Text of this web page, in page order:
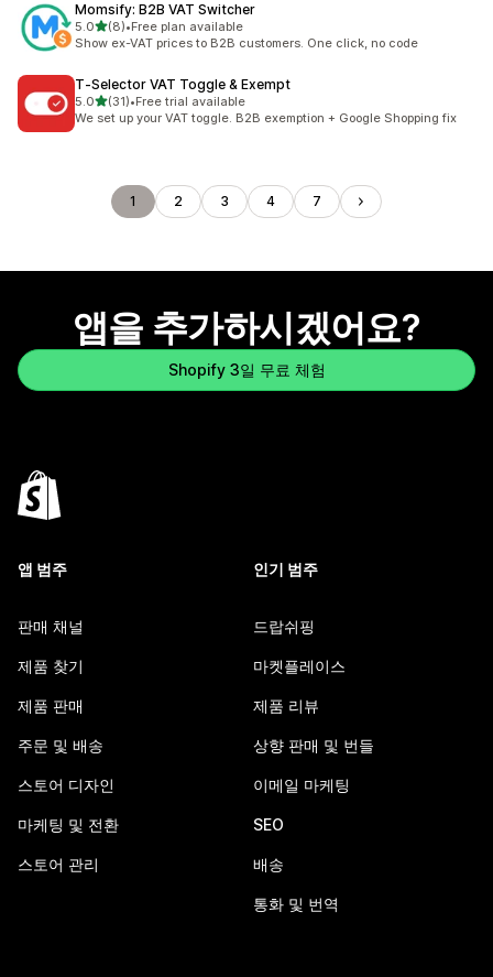
Momsify: B2B VAT Switcher
5.0별 5개 중
(8)
총 리뷰 8개
•Free plan available
Show ex-VAT prices to B2B customers. One click, no code
T‑Selector VAT Toggle & Exempt
5.0별 5개 중
(31)
총 리뷰 31개
•Free trial available
We set up your VAT toggle. B2B exemption + Google Shopping fix
1 2 3 4 7
앱을 추가하시겠어요?
Shopify 3일 무료 체험
앱 범주
판매 채널
제품 찾기
제품 판매
주문 및 배송
스토어 디자인
마케팅 및 전환
스토어 관리
인기 범주
드랍쉬핑
마켓플레이스
제품 리뷰
상향 판매 및 번들
이메일 마케팅
SEO
배송
통화 및 번역